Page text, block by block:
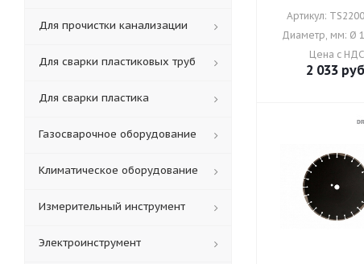
Артикул:
Диаметр, мм: Ø
Цена с НДС
2 033
Для прочистки канализации
Для сварки пластиковых труб
Для сварки пластика
Газосварочное оборудование
Климатическое оборудование
Измерительный инструмент
Электроинструмент